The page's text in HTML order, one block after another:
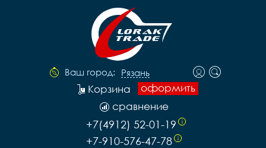
Ваш город: Рязань
оформить
Корзина
сравнение
+7(4912) 52-01-19 i
+7-910-576-47-78 i